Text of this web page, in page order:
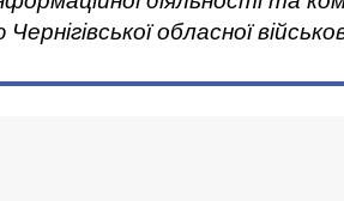
обласної